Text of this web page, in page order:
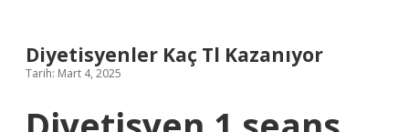
Diyetisyenler Kaç Tl Kazanıyor
Tarih: Mart 4, 2025